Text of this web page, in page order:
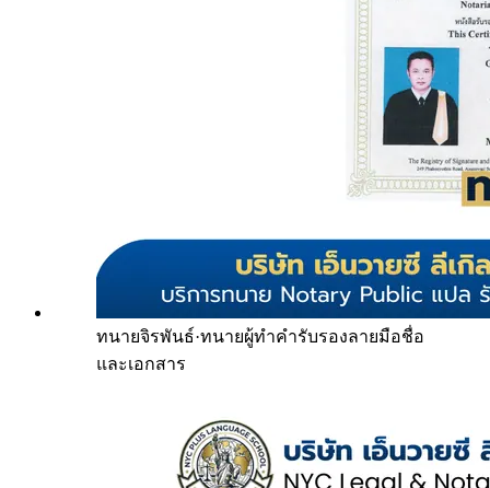
ทนายจิรพันธ์·ทนายผู้ทำคำรับรองลายมือชื่อ
และเอกสาร